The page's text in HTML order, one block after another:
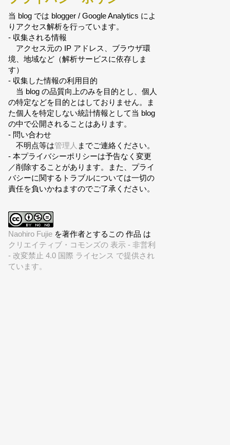
当 blog では blogger / Google Analytics によ
りアクセス解析を行っています。
- 収集される情報
アクセス元の IP アドレス、ブラウザ環
境、地域など（解析サービスに依存しま
す）
- 収集した情報の利用目的
当 blog の品質向上のみを目的とし、個人
の特定などを目的とはしておりません。ま
た個人を特定しない統計情報として当 blog
の中で公開されることはあります。
- 問い合わせ
不明点等は管理人 までご連絡ください。
- 本プライバシーポリシーは予告なく変更
／削除することがあります。また、プライ
バシーに関するトラブルについては一切の
責任を負いかねますのでご了承ください。
Naohiro Fujie を著作者とするこの 作品 は
クリエイティブ・コモンズの 表示 - 非営利
- 改変禁止 4.0 国際 ライセンス で提供され
ています。